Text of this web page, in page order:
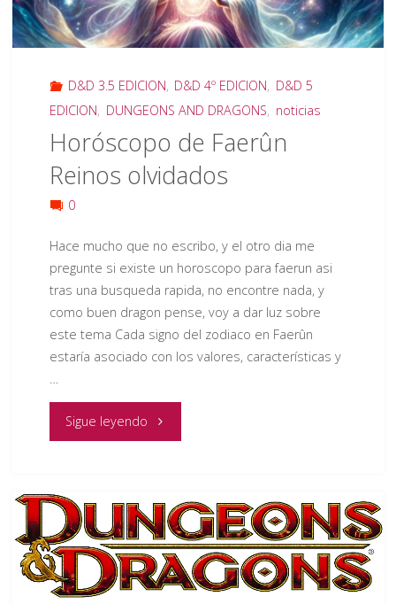
D&D 3.5 EDICION, D&D 4º EDICION, D&D 5
EDICION, DUNGEONS AND DRAGONS, noticias
Horóscopo de Faerûn
Reinos olvidados
0
Hace mucho que no escribo, y el otro dia me
pregunte si existe un horoscopo para faerun asi
tras una busqueda rapida, no encontre nada, y
como buen dragon pense, voy a dar luz sobre
este tema Cada signo del zodiaco en Faerûn
estaría asociado con los valores, características y
…
Sigue leyendo"Horóscopo
Reinos
olvidados"